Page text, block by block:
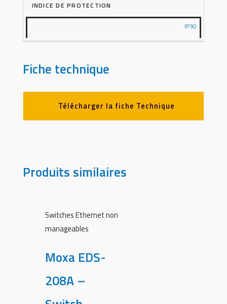
INDICE DE PROTECTION
IP30
Fiche technique
Télécharger la fiche Technique
Produits similaires
Switches Ethernet non
manageables
Moxa EDS-
208A –